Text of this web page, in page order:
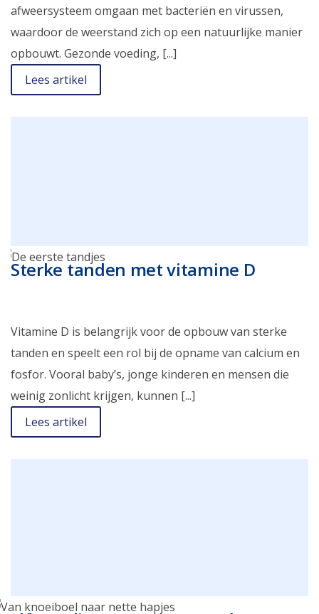
afweersysteem omgaan met bacteriën en virussen,
waardoor de weerstand zich op een natuurlijke manier
opbouwt. Gezonde voeding, [...]
Lees artikel
Sterke tanden met vitamine D
Vitamine D is belangrijk voor de opbouw van sterke
tanden en speelt een rol bij de opname van calcium en
fosfor. Vooral baby’s, jonge kinderen en mensen die
weinig zonlicht krijgen, kunnen [...]
Lees artikel